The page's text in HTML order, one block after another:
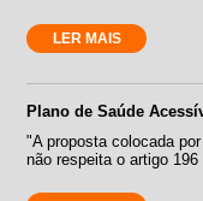
LER MAIS
Plano de Saúde
"A proposta colocada
não respeita o artigo